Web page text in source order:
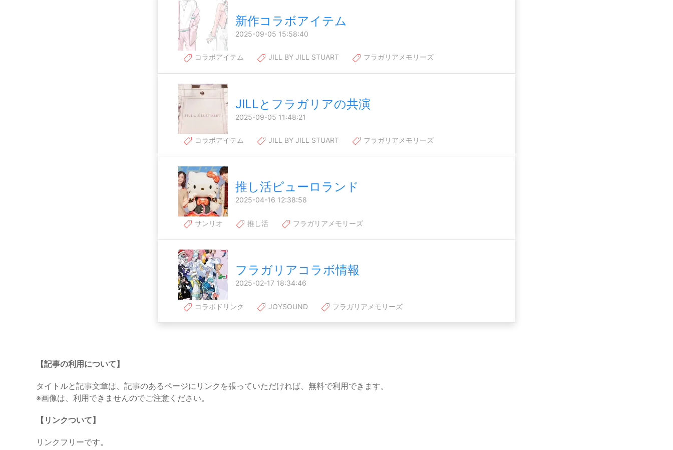
新作コラボアイテム
2025-09-05 15:58:40
コラボアイテム JILL BY JILL STUART フラガリアメモリーズ
JILLとフラガリアの共演
2025-09-05 11:48:21
コラボアイテム JILL BY JILL STUART フラガリアメモリーズ
推し活ピューロランド
2025-04-16 12:38:58
サンリオ 推し活 フラガリアメモリーズ
フラガリアコラボ情報
2025-02-17 18:34:46
コラボドリンク JOYSOUND フラガリアメモリーズ
【記事の利用について】
タイトルと記事文章は、記事のあるページにリンクを張っていただければ、無料で利用できます。
※画像は、利用できませんのでご注意ください。
【リンクついて】
リンクフリーです。